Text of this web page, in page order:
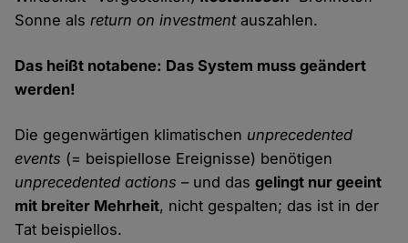
Sonne alsreturn on investmentauszahlen.
Das heißt notabene: Das System muss geändert
werden!
Die gegenwärtigen klimatischen unprecedented
events (= beispiellose Ereignisse) benötigen
unprecedented actions – und dasgelingt nur geeint
mit breiter Mehrheit, nicht gespalten; das ist in der
Tat beispiellos.